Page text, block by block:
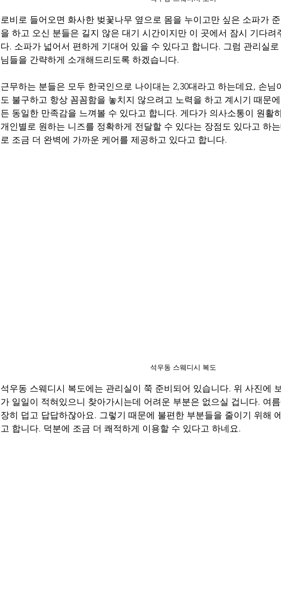
로비로 들어오면 화사한 벚꽃나무 옆으로 몸을 누이고만 싶은 소파가
을 하고 오신 분들은 길지 않은 대기 시간이지만 이 곳에서 잠시 기다려
다. 소파가 넓어서 편하게 기대어 있을 수 있다고 합니다. 그럼 관리실
님들을 간략하게 소개해드리도록 하겠습니다.
근무하는 분들은 모두 한국인으로 나이대는 2,30대라고 하는데요, 손님
도 불구하고 항상 꼼꼼함을 놓치지 않으려고 노력을 하고 계시기 때문
든 동일한 만족감을 느껴볼 수 있다고 합니다. 게다가 의사소통이 원활
개인별로 원하는 니즈를 정확하게 전달할 수 있다는 장점도 있다고 하
로 조금 더 완벽에 가까운 케어를 제공하고 있다고 합니다.
석우동 스웨디시 복도
석우동 스웨디시 복도에는 관리실이 쭉 준비되어 있습니다. 위 사진에
가 일일이 적혀있으니 찾아가시는데 어려운 부분은 없으실 겁니다. 여
장히 덥고 답답하잖아요. 그렇기 때문에 불편한 부분들을 줄이기 위해
고 합니다. 덕분에 조금 더 쾌적하게 이용할 수 있다고 하네요.